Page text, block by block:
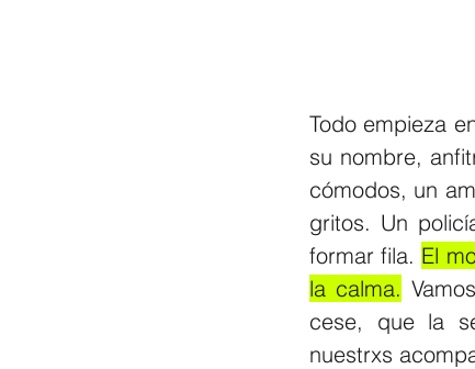
Todo empieza
su nombre,
cómodos, un
gritos. Un
formar fila. El
la calma.
cese, que la
nuestrxs